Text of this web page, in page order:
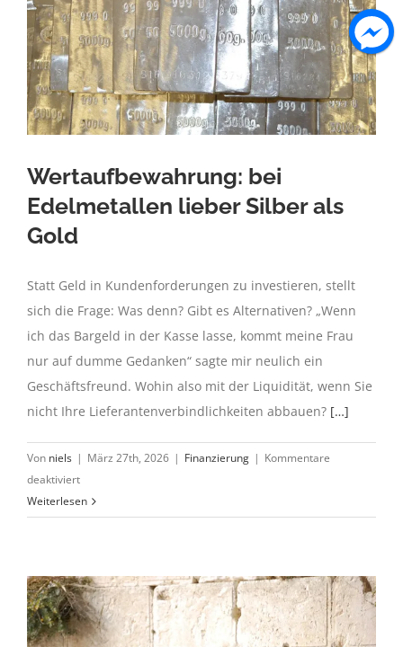
Wertaufbewahrung: bei
Edelmetallen lieber Silber als
Gold
Statt Geld in Kundenforderungen zu investieren, stellt
sich die Frage: Was denn? Gibt es Alternativen? „Wenn
ich das Bargeld in der Kasse lasse, kommt meine Frau
nur auf dumme Gedanken“ sagte mir neulich ein
Geschäftsfreund. Wohin also mit der Liquidität, wenn Sie
nicht Ihre Lieferantenverbindlichkeiten abbauen? […]
Von niels | März 27th, 2026 | Finanzierung | Kommentare
deaktiviertfür
Wertaufbewahrung:
bei
Silber
als
Gold
Weiterlesen